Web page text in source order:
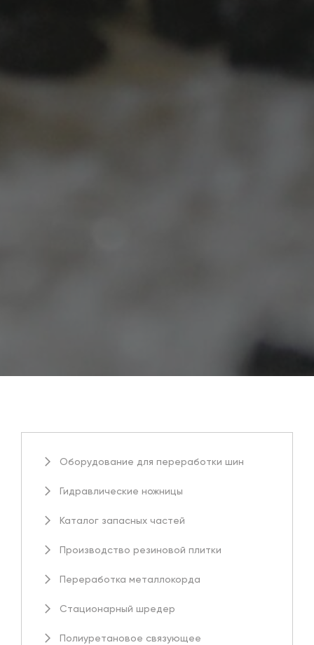
Оборудование для переработки шин
Гидравлические ножницы
Каталог запасных частей
Производство резиновой плитки
Переработка металлокорда
Стационарный шредер
Полиуретановое связующее